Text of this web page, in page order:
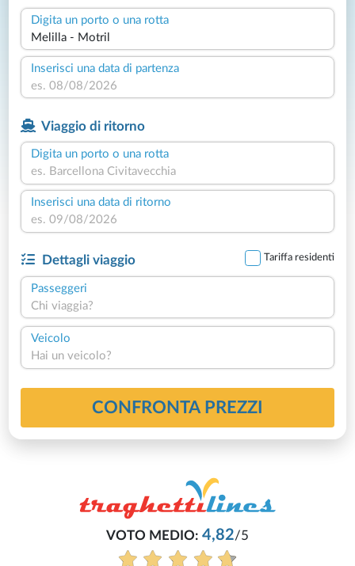
Digita un porto o una rotta
Inserisci una data di partenza
Viaggio di ritorno
Digita un porto o una rotta
Inserisci una data di ritorno
Dettagli viaggio Tariffa residenti
Passeggeri
Chi viaggia?
Veicolo
Hai un veicolo?
CONFRONTA PREZZI